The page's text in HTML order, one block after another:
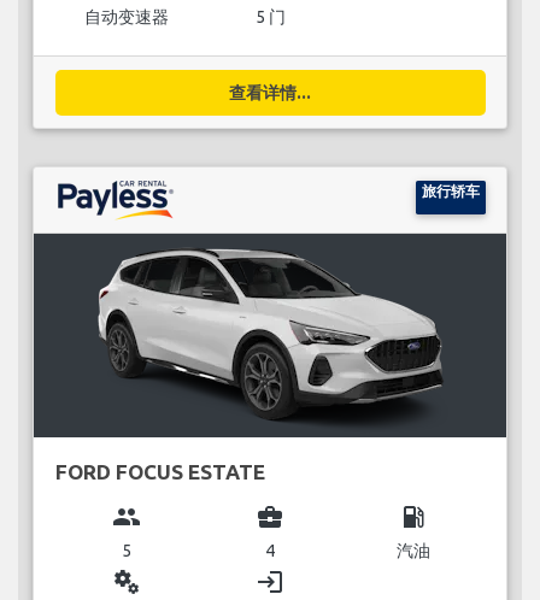
自动变速器 5 门
查看详情...
旅行轿车
FORD FOCUS ESTATE
group
5
business_center
4
local_gas_station
汽油
miscellaneous_services login